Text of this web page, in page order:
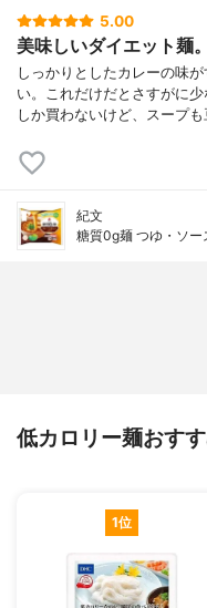
5.00
美味しいダイエット麺。
しっかりとしたカレーの味
い。これだけだとさすがに
しか買わないけど、スープ
紀文
糖質0g麺 つゆ・ソー
低カロリー麺おす
1位